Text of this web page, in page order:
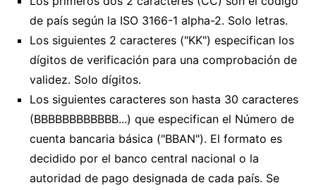
de país según la ISO 3166-1 alpha-2. Solo letras.
Los siguientes 2 caracteres ("KK") especifican los
dígitos de verificación para una comprobación de
validez. Solo dígitos.
Los siguientes caracteres son hasta 30 caracteres
(BBBBBBBBBBBB...) que especifican el Número de
cuenta bancaria básica ("BBAN"). El formato es
decidido por el banco central nacional o la
autoridad de pago designada de cada país. Se